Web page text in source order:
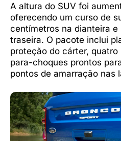
A altura do SUV foi
oferecendo um curso de
centímetros na dianteira e
traseira. O pacote inclui
proteção do cárter, quatro
para-choques prontos
pontos de amarração nas